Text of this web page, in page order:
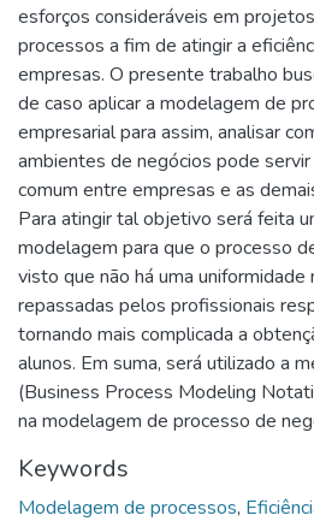
esforços consideráveis em
processos a fim de atingir a
empresas. O presente trabalho
de caso aplicar a modelagem de
empresarial para assim, analisar
ambientes de negócios pode
comum entre empresas e as
Para atingir tal objetivo será feita
modelagem para que o processo
visto que não há uma uniformidade
repassadas pelos profissionais
tornando mais complicada a
alunos. Em suma, será utilizado a
(Business Process Modeling
na modelagem de processo de
Keywords
Modelagem de processos,